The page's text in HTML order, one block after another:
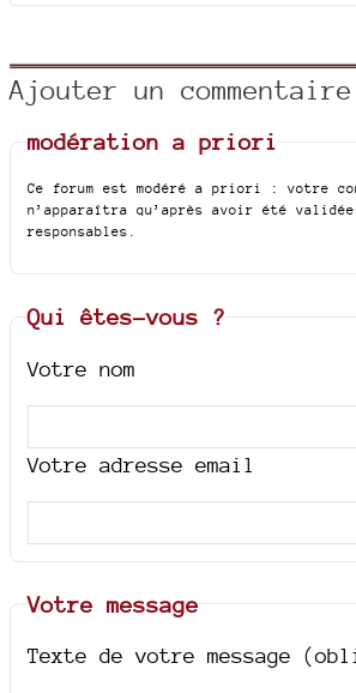
Ajouter un commentaire
modération a priori
Ce forum est modéré a priori : votre
n’apparaîtra qu’après avoir été
responsables.
Qui êtes-vous ?
Votre nom
Votre adresse email
Votre message
Texte de votre message